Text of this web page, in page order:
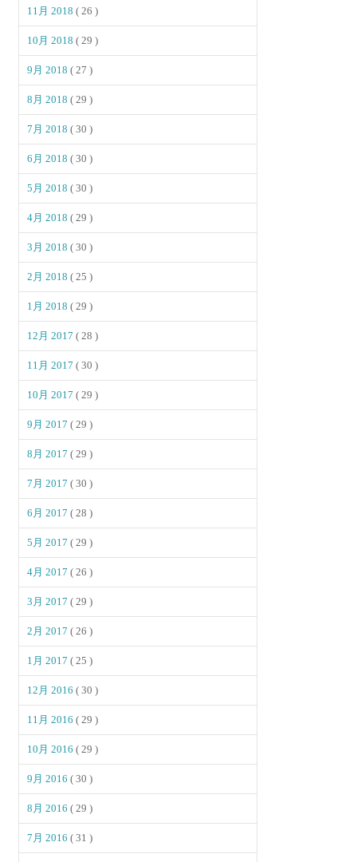
11月 2018( 26 )
10月 2018( 29 )
9月 2018( 27 )
8月 2018( 29 )
7月 2018( 30 )
6月 2018( 30 )
5月 2018( 30 )
4月 2018( 29 )
3月 2018( 30 )
2月 2018( 25 )
1月 2018( 29 )
12月 2017( 28 )
11月 2017( 30 )
10月 2017( 29 )
9月 2017( 29 )
8月 2017( 29 )
7月 2017( 30 )
6月 2017( 28 )
5月 2017( 29 )
4月 2017( 26 )
3月 2017( 29 )
2月 2017( 26 )
1月 2017( 25 )
12月 2016( 30 )
11月 2016( 29 )
10月 2016( 29 )
9月 2016( 30 )
8月 2016( 29 )
7月 2016( 31 )